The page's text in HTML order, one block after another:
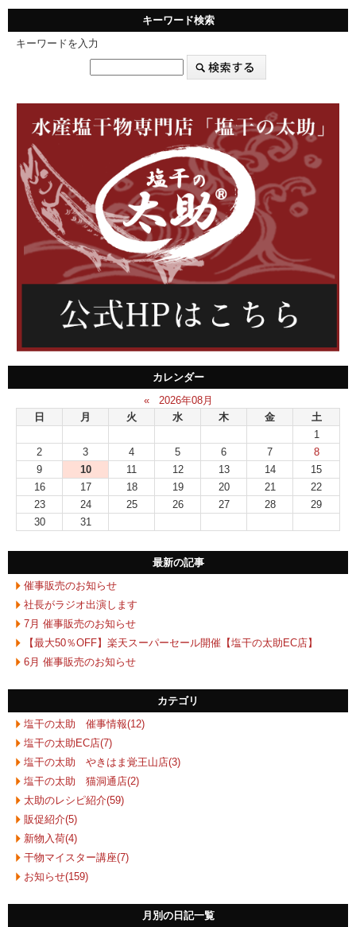
キーワード検索
キーワードを入力
カレンダー
«
2026年08月
日
月 火 水 木 金
土
1
2
3 4 5 6 7
8
9
10 11 12 13 14
15
16
17 18 19 20 21
22
23
24 25 26 27 28
29
30
31
最新の記事
催事販売のお知らせ
社長がラジオ出演します
7月 催事販売のお知らせ
【最大50％OFF】楽天スーパーセール開催【塩干の太助EC店】
6月 催事販売のお知らせ
カテゴリ
塩干の太助 催事情報(12)
塩干の太助EC店(7)
塩干の太助 やきはま覚王山店(3)
塩干の太助 猫洞通店(2)
太助のレシピ紹介(59)
販促紹介(5)
新物入荷(4)
干物マイスター講座(7)
お知らせ(159)
月別の日記一覧